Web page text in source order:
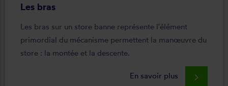
Les bras
Les bras sur un store banne représente l'élément
primordial du mécanisme permettent la manœuvre du
store : la montée et la descente.
En savoir plus keyboard_arrow_right